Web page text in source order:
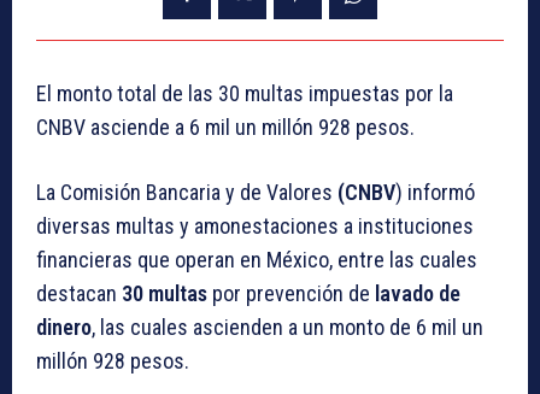
El monto total de las 30 multas impuestas por la
CNBV asciende a 6 mil un millón 928 pesos.
La Comisión Bancaria y de Valores (CNBV) informó
diversas multas y amonestaciones a instituciones
financieras que operan en México, entre las cuales
destacan 30 multas por prevención de lavado de
dinero, las cuales ascienden a un monto de 6 mil un
millón 928 pesos.